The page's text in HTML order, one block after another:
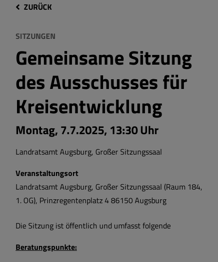
ZURÜCK
SITZUNGEN
Gemeinsame Sitzung
des Ausschusses für
Kreisentwicklung
Montag, 7.7.2025, 13:30 Uhr
Landratsamt Augsburg, Großer Sitzungssaal
Die Sitzung ist öffentlich und umfasst folgende
Beratungspunkte:
Veranstaltungsort
Landratsamt Augsburg, Großer Sitzungssaal (Raum 184,
1. OG), Prinzregentenplatz 4 86150 Augsburg